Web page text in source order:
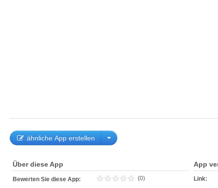
ähnliche App erstellen
Über diese App
Bewerten Sie diese App: (0)
App
Link: